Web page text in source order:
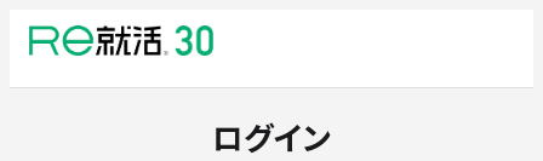
ログイン